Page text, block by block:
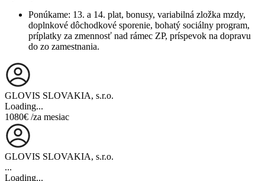
Ponúkame: 13. a 14. plat, bonusy, variabilná zložka mzdy,
doplnkové dôchodkové sporenie, bohatý sociálny program,
príplatky za zmennosť nad rámec ZP, príspevok na dopravu
do zo zamestnania.
GLOVIS SLOVAKIA, s.r.o.
Loading...
1080€ /za mesiac
GLOVIS SLOVAKIA, s.r.o.
...
Loading...